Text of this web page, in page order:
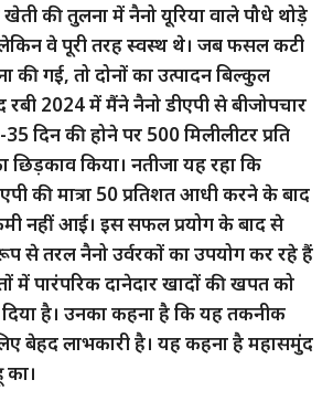
की तुलना में नैनो यूरिया वाले पौधे थोड़े
वे पूरी तरह स्वस्थ थे। जब फसल कटी
की गई, तो दोनों का उत्पादन बिल्कुल
रबी 2024 में मैंने नैनो डीएपी से बीजोपचार
दिन की होने पर 500 मिलीलीटर प्रति
किया। नतीजा यह रहा कि
की मात्रा 50 प्रतिशत आधी करने के बाद
नहीं आई। इस सफल प्रयोग के बाद से
से तरल नैनो उर्वरकों का उपयोग कर रहे हैं
में पारंपरिक दानेदार खादों की खपत को
दिया है। उनका कहना है कि यह तकनीक
बेहद लाभकारी है। यह कहना है महासमुंद